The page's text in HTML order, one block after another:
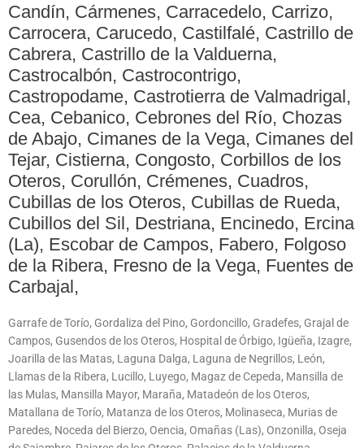
Candín, Cármenes, Carracedelo, Carrizo,
Carrocera, Carucedo, Castilfalé, Castrillo de
Cabrera, Castrillo de la Valduerna,
Castrocalbón, Castrocontrigo,
Castropodame, Castrotierra de Valmadrigal,
Cea, Cebanico, Cebrones del Río, Chozas
de Abajo, Cimanes de la Vega, Cimanes del
Tejar, Cistierna, Congosto, Corbillos de los
Oteros, Corullón, Crémenes, Cuadros,
Cubillas de los Oteros, Cubillas de Rueda,
Cubillos del Sil, Destriana, Encinedo, Ercina
(La), Escobar de Campos, Fabero, Folgoso
de la Ribera, Fresno de la Vega, Fuentes de
Carbajal,
Garrafe de Torío, Gordaliza del Pino, Gordoncillo, Gradefes, Grajal de
Campos, Gusendos de los Oteros, Hospital de Órbigo, Igüeña, Izagre,
Joarilla de las Matas, Laguna Dalga, Laguna de Negrillos, León,
Llamas de la Ribera, Lucillo, Luyego, Magaz de Cepeda, Mansilla de
las Mulas, Mansilla Mayor, Maraña, Matadeón de los Oteros,
Matallana de Torío, Matanza de los Oteros, Molinaseca, Murias de
Paredes, Noceda del Bierzo, Oencia, Omañas (Las), Onzonilla, Oseja